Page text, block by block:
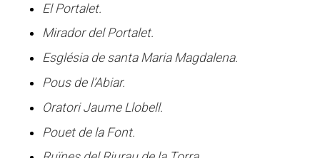
El Portalet.
Mirador del Portalet.
Església de santa Maria Magdalena.
Pous de l’Abiar.
Oratori Jaume Llobell.
Pouet de la Font.